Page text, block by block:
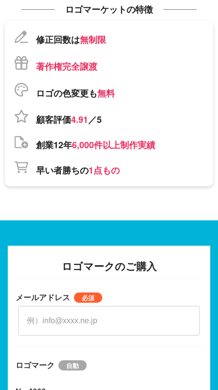
ロゴマーケットの特徴
修正回数は無制限
著作権完全譲渡
ロゴの色変更も無料
顧客評価4.91／5
創業12年6,000件以上制作実績
早い者勝ちの1点もの
ロゴマークのご購入
メールアドレス
ロゴマーク